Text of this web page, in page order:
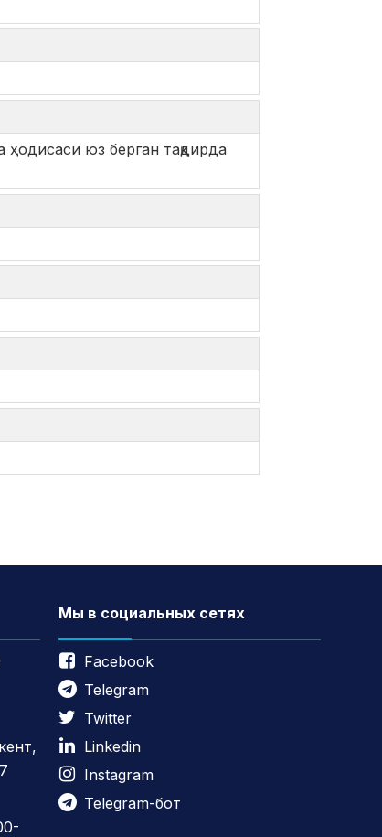
ҳодисаси юз берган тақдирда
Мы в социальных сетях
Facebook
Telegram
Twitter
Linkedin
Instagram
Telegram-бот